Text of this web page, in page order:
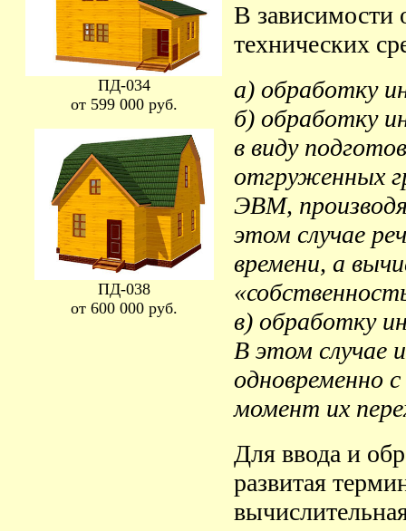
ПД-034
от 599 000 руб.
ПД-038
от 600 000 руб.
В зависимости
технических
а) обработку
б) обработку
в виду
отгруженных
ЭВМ,
этом случае
времени, а
в) обработку
В этом случае
одновременно
момент их
Для ввода и
развитая